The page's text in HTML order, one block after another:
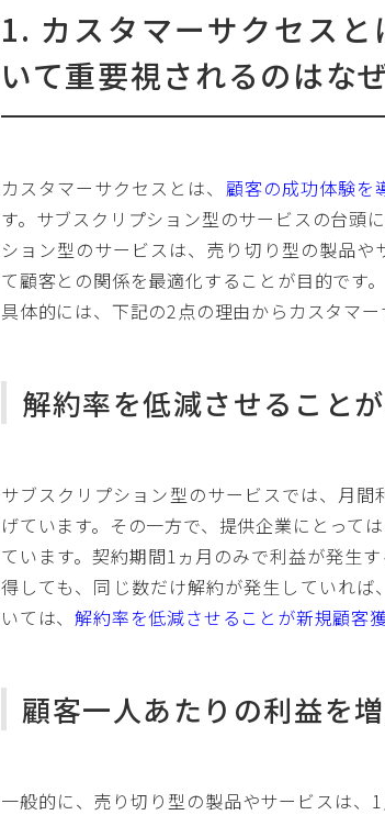
1. カスタマーサクセス
いて重要視されるのはな
カスタマーサクセスとは、 顧客の成功体験を
す。サブスクリプション型のサービスの台頭
ション型のサービスは、売り切り型の製品
て顧客との関係を最適化することが目的です。
具体的には、下記の2点の理由からカスタマ
解約率を低減させること
サブスクリプション型のサービスでは、月
げています。その一方で、提供企業にとって
ています。契約期間1ヵ月のみで利益が発生
得しても、同じ数だけ解約が発生していれ
いては、解約率を低減させることが新規顧客
顧客一人あたりの利益を
一般的に、売り切り型の製品やサービスは、